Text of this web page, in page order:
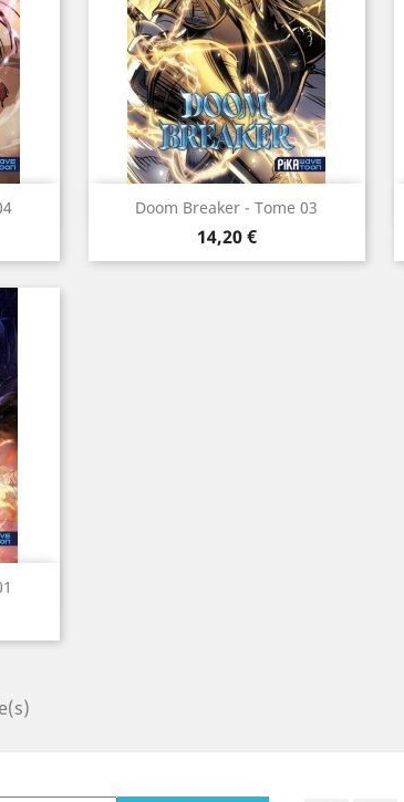
Doom Breaker - Tome 03
Prix
14,20 €
 Aperçu rapide